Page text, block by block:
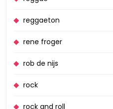
reggaeton
rene froger
rob de nijs
rock
rock and roll